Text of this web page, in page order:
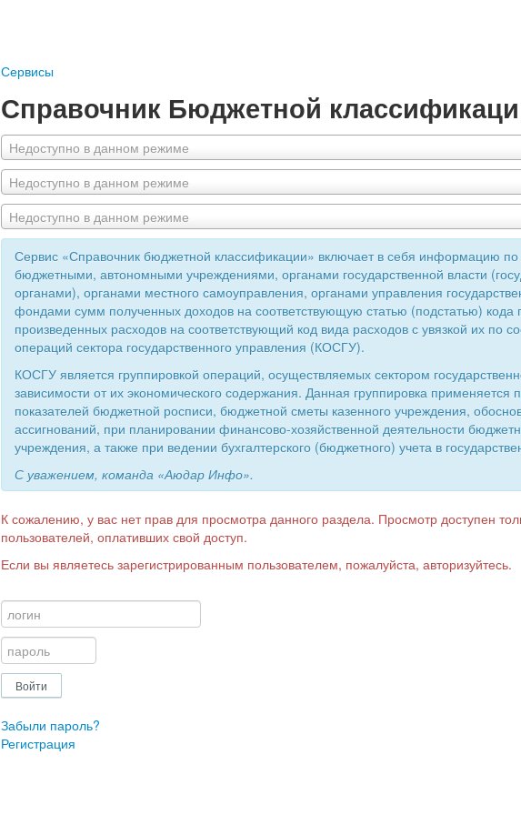
Сервисы
Справочник Бюджетной
Недоступно в данном режиме
Недоступно в данном режиме
Недоступно в данном режиме
Сервис «Справочник бюджетной классификации» включает в себя информацию
бюджетными, автономными учреждениями, органами государственной власти
органами), органами местного самоуправления, органами управления
фондами сумм полученных доходов на соответствующую статью (подстатью) кода
произведенных расходов на соответствующий код вида расходов с увязкой их по
операций сектора государственного управления (КОСГУ).
КОСГУ является группировкой операций, осуществляемых сектором
зависимости от их экономического содержания. Данная группировка применяется
показателей бюджетной росписи, бюджетной сметы казенного учреждения,
ассигнований, при планировании финансово-хозяйственной деятельности
учреждения, а также при ведении бухгалтерского (бюджетного) учета в
С уважением, команда «Аюдар Инфо».
К сожалению, у вас нет прав для просмотра данного раздела. Просмотр доступен
пользователей, оплативших свой доступ.
Если вы являетесь зарегистрированным пользователем, пожалуйста, авторизуйтесь.
Забыли пароль?
Регистрация